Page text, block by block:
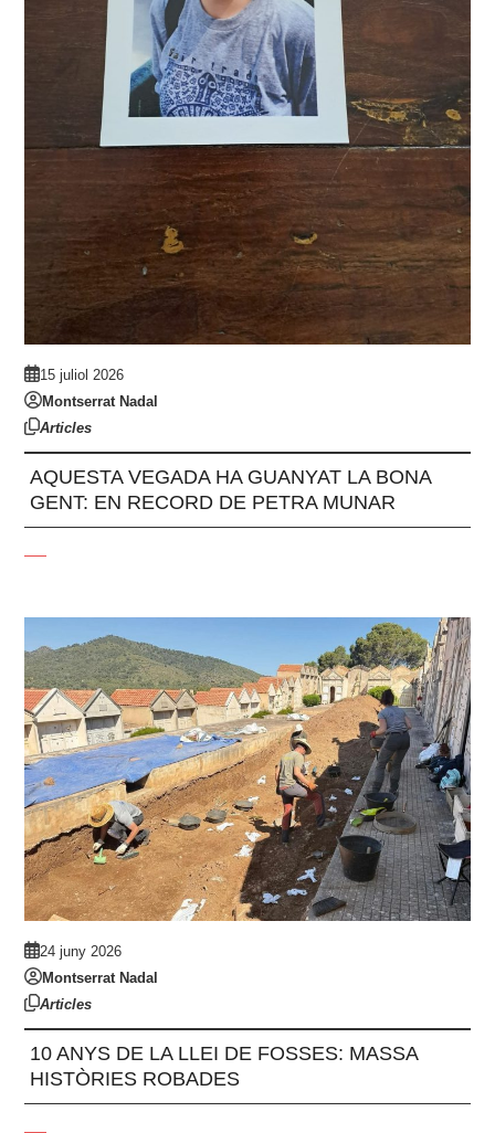
15 juliol 2026
Montserrat Nadal
Articles
AQUESTA VEGADA HA GUANYAT LA BONA
GENT: EN RECORD DE PETRA MUNAR
24 juny 2026
Montserrat Nadal
Articles
10 ANYS DE LA LLEI DE FOSSES: MASSA
HISTÒRIES ROBADES